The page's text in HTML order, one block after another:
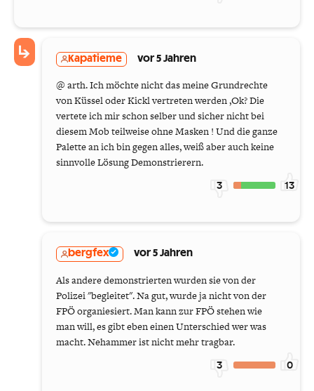
Kapatieme vor 5 Jahren
@ arth. Ich möchte nicht das meine Grundrechte
von Küssel oder Kickl vertreten werden ,Ok? Die
vertete ich mir schon selber und sicher nicht bei
diesem Mob teilweise ohne Masken ! Und die ganze
Palette an ich bin gegen alles, weiß aber auch keine
sinnvolle Lösung Demonstrierern.
3 13
bergfex vor 5 Jahren
Als andere demonstrierten wurden sie von der
Polizei "begleitet". Na gut, wurde ja nicht von der
FPÖ organiesiert. Man kann zur FPÖ stehen wie
man will, es gibt eben einen Unterschied wer was
macht. Nehammer ist nicht mehr tragbar.
3 0